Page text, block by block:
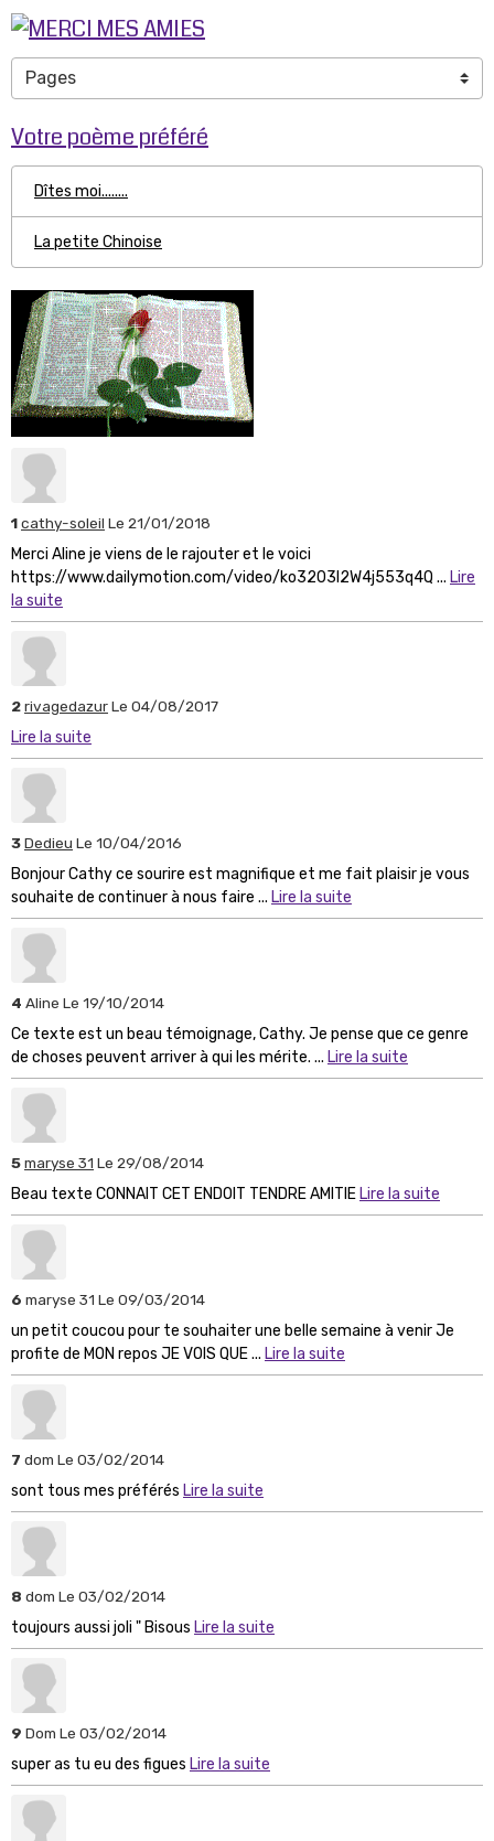
Votre poème préféré
Dîtes moi........
La petite Chinoise
1cathy-soleil Le 21/01/2018
Merci Aline je viens de le rajouter et le voici
https://www.dailymotion.com/video/ko3203l2W4j553q4Q ... Lire
la suite
2rivagedazurLe 04/08/2017
Lire la suite
3Dedieu Le 10/04/2016
Bonjour Cathy ce sourire est magnifique et me fait plaisir je vous
souhaite de continuer à nous faire ... Lire la suite
4 Aline Le 19/10/2014
Ce texte est un beau témoignage, Cathy. Je pense que ce genre
de choses peuvent arriver à qui les mérite. ... Lire la suite
5maryse 31 Le 29/08/2014
Beau texte CONNAIT CET ENDOIT TENDRE AMITIE Lire la suite
6 maryse 31 Le 09/03/2014
un petit coucou pour te souhaiter une belle semaine à venir Je
profite de MON repos JE VOIS QUE ... Lire la suite
7 dom Le 03/02/2014
sont tous mes préférés Lire la suite
8 dom Le 03/02/2014
toujours aussi joli " Bisous Lire la suite
9 Dom Le 03/02/2014
super as tu eu des figues Lire la suite